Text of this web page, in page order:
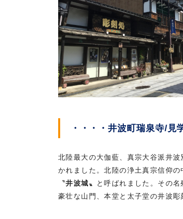
・・・・井波町瑞泉寺/
北陸最大の大伽藍、真宗大谷派井波
かれました。北陸の浄土真宗信仰
〝井波城〟
と呼ばれました。その
豪壮な山門、本堂と太子堂の井波彫